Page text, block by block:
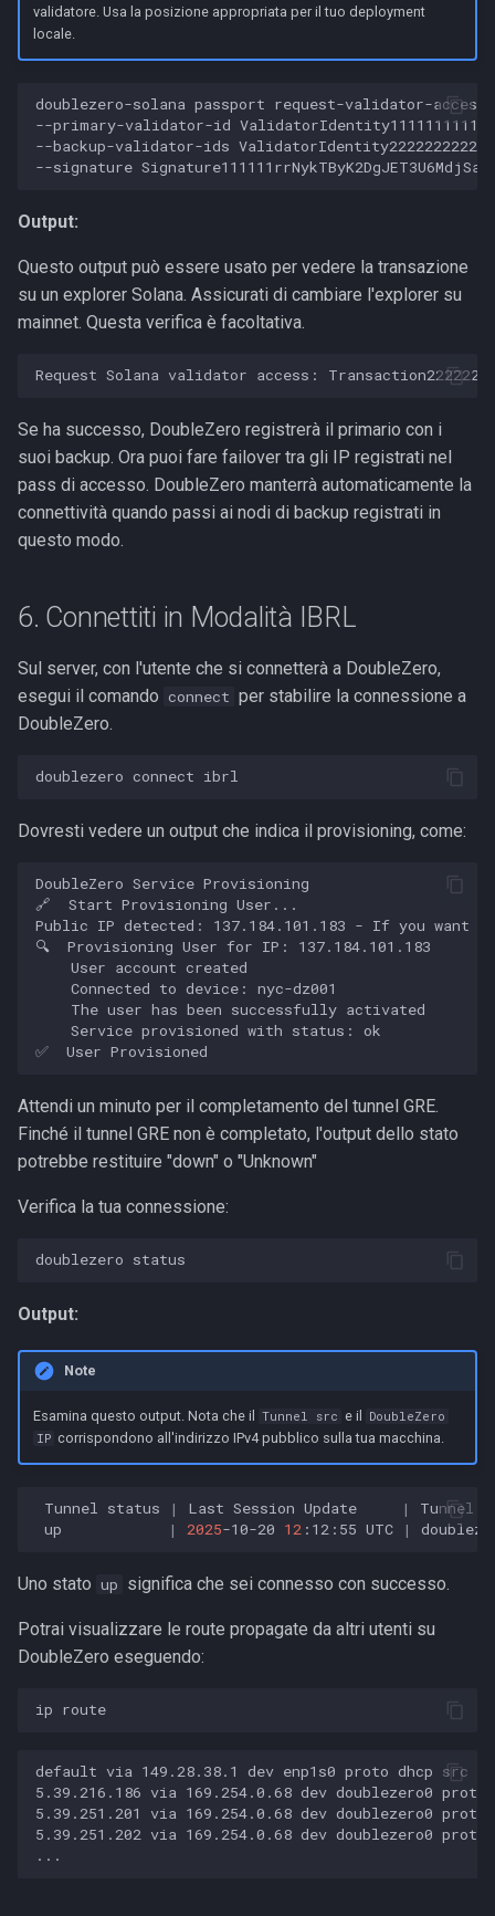
validatore. Usa la posizione appropriata per il tuo deployment
locale.
doublezero-solana passport request-validator-
--primary-validator-id
--backup-validator-ids
Output:
Questo output può essere usato per vedere la transazione
su un explorer Solana. Assicurati di cambiare l'explorer su
mainnet. Questa verifica è facoltativa.
Request Solana validator access:
Se ha successo, DoubleZero registrerà il primario con i
suoi backup. Ora puoi fare failover tra gli IP registrati nel
pass di accesso. DoubleZero manterrà automaticamente la
connettività quando passi ai nodi di backup registrati in
questo modo.
6. Connettiti in Modalità IBRL
Sul server, con l'utente che si connetterà a DoubleZero,
esegui il comando connect per stabilire la connessione a
DoubleZero.
Dovresti vedere un output che indica il provisioning, come:
DoubleZero Service Provisioning
🔗  Start Provisioning User...
Public IP detected: 137.184.101.183 - If you
🔍  Provisioning User for IP: 137.184.101.183
    User account created
    Connected to device: nyc-dz001
    The user has been successfully activated
    Service provisioned with status: ok
Attendi un minuto per il completamento del tunnel GRE.
Finché il tunnel GRE non è completato, l'output dello stato
potrebbe restituire "down" o "Unknown"
Verifica la tua connessione:
doublezero
Output:
Note
Esamina questo output. Nota che il Tunnel src e il
DoubleZero
IP corrispondono all'indirizzo IPv4 pubblico sulla tua macchina.
Tunnel status | Last Session Update | Tunnel
up
| 2025-10-20 12 :12:55 UTC |
Uno stato up significa che sei connesso con successo.
Potrai visualizzare le route propagate da altri utenti su
DoubleZero eseguendo:
default via 149.28.38.1 dev enp1s0 proto dhcp src
5.39.216.186 via 169.254.0.68 dev doublezero0
5.39.251.201 via 169.254.0.68 dev doublezero0
5.39.251.202 via 169.254.0.68 dev doublezero0